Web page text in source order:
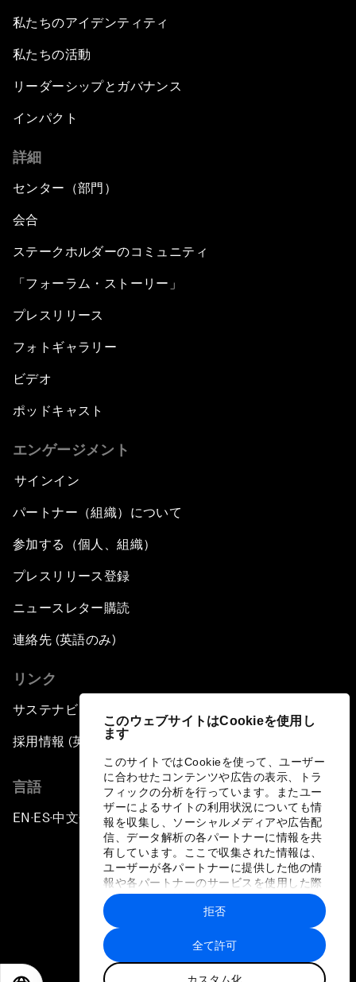
このウェブサイトはCookieを使用し
ます
このサイトではCookieを使って、ユーザー
に合わせたコンテンツや広告の表示、トラ
フィックの分析を行っています。またユー
ザーによるサイトの利用状況についても情
報を収集し、ソーシャルメディアや広告配
信、データ解析の各パートナーに情報を共
有しています。ここで収集された情報は、
ユーザーが各パートナーに提供した他の情
報や各パートナーのサービスを使用した際
に収集された情報と組み合わされ、各パー
トナーによって使用されることがありま
す。
全て許可
カスタム化
拒否
私たちのアイデンティティ
私たちの活動
リーダーシップとガバナンス
インパクト
詳細
センター（部門）
会合
ステークホルダーのコミュニティ
「フォーラム・ストーリー」
プレスリリース
フォトギャラリー
ビデオ
ポッドキャスト
エンゲージメント
サインイン
パートナー（組織）について
参加する（個人、組織）
プレスリリース登録
ニュースレター購読
連絡先 (英語のみ)
リンク
サステナビリティへの取り組み
採用情報 (英語のみ)
言語
EN ▪ ES▪中文▪ 日本語
プライバシーポリシーと利用規約
サイトマップ